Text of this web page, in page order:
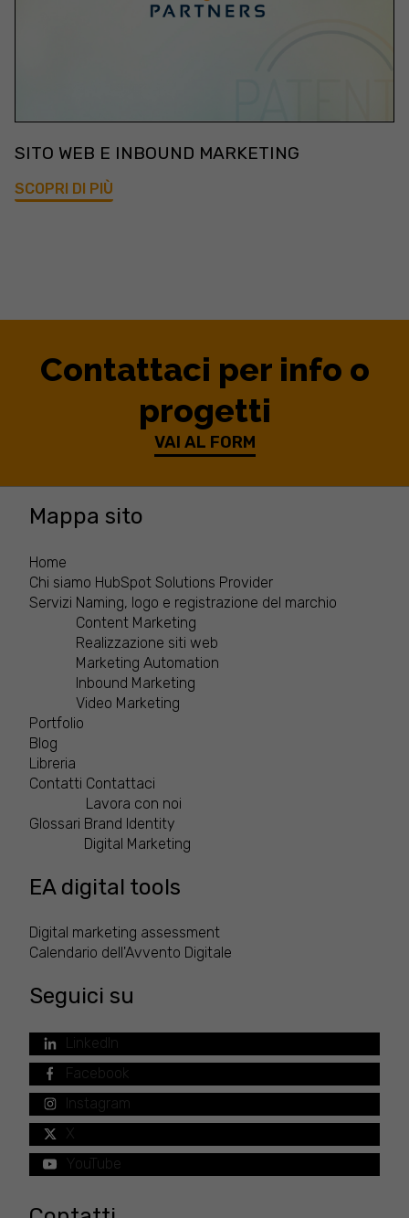
SITO WEB E INBOUND MARKETING
SCOPRI DI PIÙ
Contattaci per info o
progetti
VAI AL FORM
Mappa sito
Home
Chi siamo HubSpot Solutions Provider
Servizi Naming, logo e registrazione del marchio
Content Marketing
Realizzazione siti web
Marketing Automation
Inbound Marketing
Video Marketing
Portfolio
Blog
Libreria
Contatti Contattaci
Lavora con noi
Glossari Brand Identity
Digital Marketing
EA digital tools
Digital marketing assessment
Calendario dell'Avvento Digitale
Seguici su
LinkedIn
Facebook
Instagram
X
YouTube